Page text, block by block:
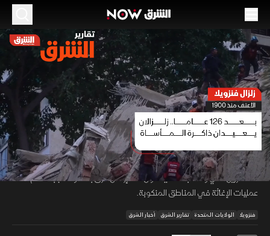
00:12/ 01:40
الموسم 2026
زلزال فنزويلا.. الأعنف منذ 1900
25 يونيو 2026 01:39 أخبار
تقارير الشرق
ضرب زلزال عنيف الأراضي الفنزويلية مخلفا دمارا واسعا في المباني السكنية
بالعاصمة كاراكاس، وسط استمرار جهود الطوارئ لإنقاذ العالقين تحت الركام،
وأعلنت السلطات حالة الطوارئ العامة مع تحويل المدارس لمراكز إيواء
للمتضررين، في وقت بدأت فيه دول عدة إرسال فرق بحث واستجابة لدعم
عمليات الإغاثة في المناطق المنكوبة.
فنزويلا الولايات المتحدة تقارير الشرق أخبار الشرق